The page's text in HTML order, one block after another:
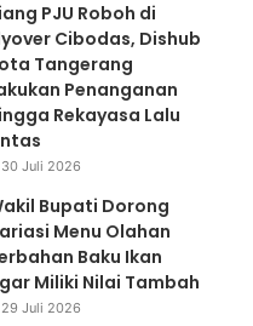
PJU Roboh di
Cibodas, Dishub
Tangerang
Penanganan
Rekayasa Lalu
30 Juli 2026
Bupati Dorong
Menu Olahan
Baku Ikan
Miliki Nilai Tambah
29 Juli 2026